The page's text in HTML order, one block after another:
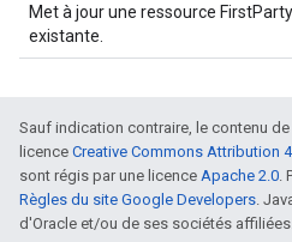
Met à jour une ressource
existante.
Sauf indication contraire, le contenu
licence Creative Commons Attribution
sont régis par une licence Apache 2.0.
Règles du site Google Developers.
d'Oracle et/ou de ses sociétés